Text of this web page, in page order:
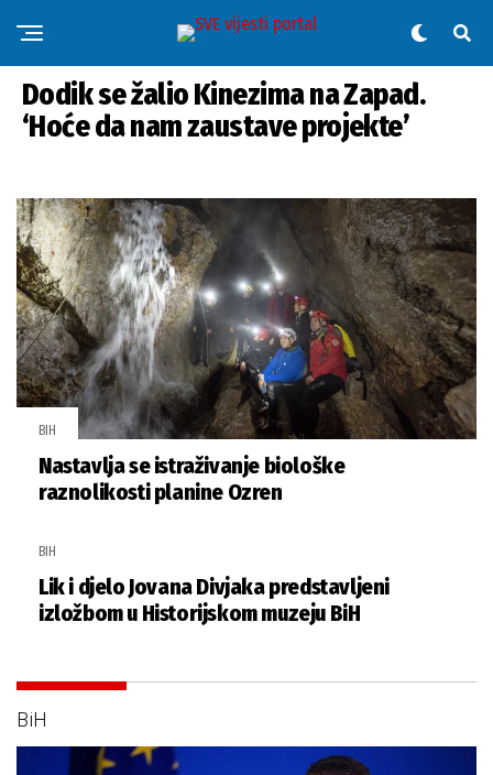
Dodik se žalio Kinezima na Zapad.
‘Hoće da nam zaustave projekte’
BIH
Nastavlja se istraživanje biološke
raznolikosti planine Ozren
BIH
Lik i djelo Jovana Divjaka predstavljeni
izložbom u Historijskom muzeju BiH
BiH